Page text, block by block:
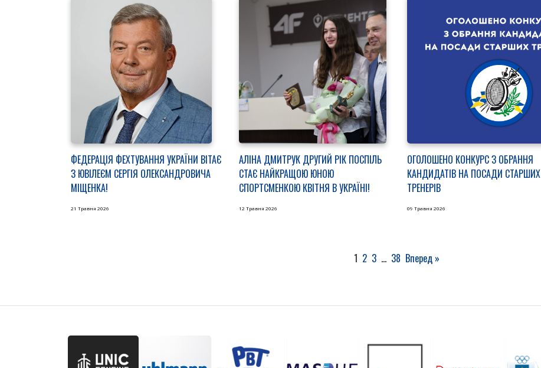
ФЕДЕРАЦІЯ ФЕХТУВАННЯ УКРАЇНИ ВІТАЄ
З ЮВІЛЕЄМ СЕРГІЯ ОЛЕКСАНДРОВИЧА
МІЩЕНКА!
21 Травня 2026
АЛІНА ДМИТРУК ДРУГИЙ РІК ПОСПІЛЬ
СТАЄ НАЙКРАЩОЮ ЮНОЮ
СПОРТСМЕНКОЮ КВІТНЯ В УКРАЇНІ!
12 Травня 2026
ОГОЛОШЕНО КОНКУРС З ОБРАННЯ
КАНДИДАТІВ НА ПОСАДИ СТАРШИХ
ТРЕНЕРІВ
09 Травня 2026
1 2 3 … 38 Вперед »